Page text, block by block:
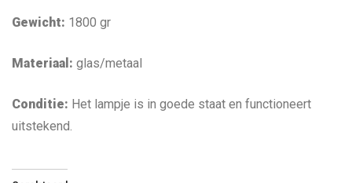
Gewicht: 1800 gr
Materiaal: glas/metaal
Conditie: Het lampje is in goede staat en functioneert
uitstekend.